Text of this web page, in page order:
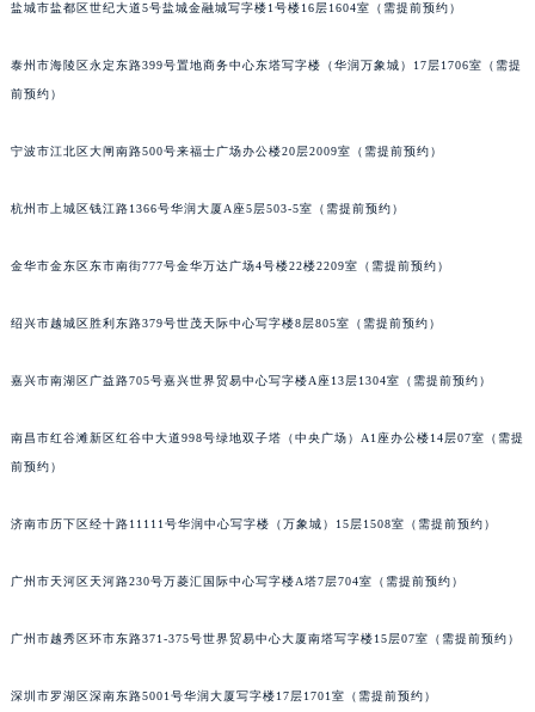
盐城市盐都区世纪大道5号盐城金融城写字楼1号楼16层1604室（需提前预约）
泰州市海陵区永定东路399号置地商务中心东塔写字楼（华润万象城）17层1706室（需提
前预约）
宁波市江北区大闸南路500号来福士广场办公楼20层2009室（需提前预约）
杭州市上城区钱江路1366号华润大厦A座5层503-5室（需提前预约）
金华市金东区东市南街777号金华万达广场4号楼22楼2209室（需提前预约）
绍兴市越城区胜利东路379号世茂天际中心写字楼8层805室（需提前预约）
嘉兴市南湖区广益路705号嘉兴世界贸易中心写字楼A座13层1304室（需提前预约）
南昌市红谷滩新区红谷中大道998号绿地双子塔（中央广场）A1座办公楼14层07室（需提
前预约）
济南市历下区经十路11111号华润中心写字楼（万象城）15层1508室（需提前预约）
广州市天河区天河路230号万菱汇国际中心写字楼A塔7层704室（需提前预约）
广州市越秀区环市东路371-375号世界贸易中心大厦南塔写字楼15层07室（需提前预约）
深圳市罗湖区深南东路5001号华润大厦写字楼17层1701室（需提前预约）